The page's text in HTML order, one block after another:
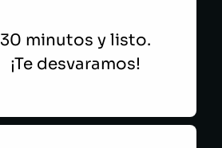
30 minutos y listo.
¡Te desvaramos!